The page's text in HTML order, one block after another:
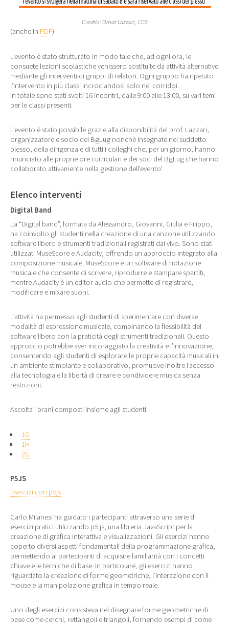
Credits: Omar Lazzari, CC0
(anche in PDF)
L’evento è stato strutturato in modo tale che, ad ogni ora, le
consuete lezioni scolastiche venissero sostituite da attività alternative
mediante gli interventi di gruppi di relatori. Ogni gruppo ha ripetuto
l’intervento in più classi incrociandosi solo nei corridoi.
In totale sono stati svolti 16 incontri, dalle 9:00 alle 13:00, su vari temi
per le classi presenti.
L’evento è stato possibile grazie alla disponibilità del prof. Lazzari,
organizzatore e socio del BgLug nonchè insegnate nel suddetto
plesso, della dirigenza e di tutti i colleghi che, per un giorno, hanno
rinunciato alle proprie ore curriculari e dei soci del BgLug che hanno
collaborato attivamente nella gestione dell’evento'.
Elenco interventi
Digital Band
La “Digital band”, formata da Alessandro, Giovanni, Giulia e Filippo,
ha coinvolto gli studenti nella creazione di una canzone utilizzando
software libero e strumenti tradizionali registrati dal vivo. Sono stati
utilizzati MuseScore e Audacity, offrendo un approccio integrato alla
composizione musicale. MuseScore è un software di notazione
musicale che consente di scrivere, riprodurre e stampare spartiti,
mentre Audacity è un editor audio che permette di registrare,
modificare e mixare suoni.
L’attività ha permesso agli studenti di sperimentare con diverse
modalità di espressione musicale, combinando la flessibilità del
software libero con la praticità degli strumenti tradizionali. Questo
approccio potrebbe aver incoraggiato la creatività e l’innovazione,
consentendo agli studenti di esplorare le proprie capacità musicali in
un ambiente stimolante e collaborativo, promuove inoltre l’accesso
alla tecnologia e la libertà di creare e condividere musica senza
restrizioni.
Ascolta i brani composti insieme agli studenti:
1G
1H
2G
P5JS
Esercizi con p5js
Carlo Milanesi ha guidato i partecipanti attraverso una serie di
esercizi pratici utilizzando p5.js, una libreria JavaScript per la
creazione di grafica interattiva e visualizzazioni. Gli esercizi hanno
coperto diversi aspetti fondamentali della programmazione grafica,
permettendo ai partecipanti di acquisire familiarità con i concetti
chiave e le tecniche di base. In particolare, gli esercizi hanno
riguardato la creazione di forme geometriche, l’interazione con il
mouse e la manipolazione grafica in tempo reale.
Uno degli esercizi consisteva nel disegnare forme geometriche di
base come cerchi, rettangoli e triangoli, fornendo esempi di come